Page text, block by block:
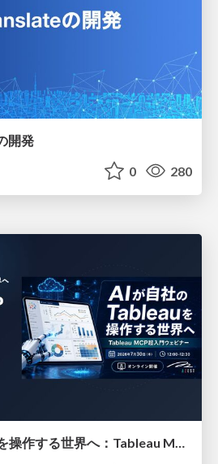
開発
0 280
AIが自社のTableauを操作する世界へ：Tableau MCP超入門